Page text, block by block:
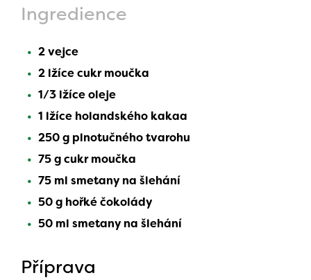
Ingredience
2 vejce
2 lžíce cukr moučka
1/3 lžíce oleje
1 lžíce holandského kakaa
250 g plnotučného tvarohu
75 g cukr moučka
75 ml smetany na šlehání
50 g hořké čokolády
50 ml smetany na šlehání
Příprava